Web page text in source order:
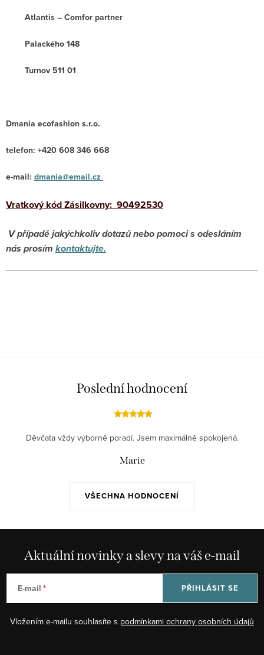
Atlantis – Comfor partner
Palackého 148
Turnov 511 01
Dmania ecofashion s.r.o.
telefon: +420 608 346 668
e-mail: dmania@email.cz
Vratkový kód Zásilkovny: 90492530
V případě jakýchkoliv dotazů nebo pomoci s odesláním
nás prosím kontaktujte.
Poslední hodnocení
VŠECHNA HODNOCENÍ
Děvčata vždy výborně poradí. Jsem maximálně spokojená.
Marie
Aktuální novinky a slevy na váš e-mail
E-mail
Vložením e-mailu souhlasíte s podmínkami ochrany osobních údajů
PŘIHLÁSIT SE